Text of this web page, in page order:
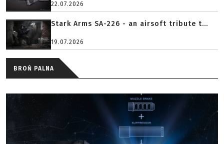
22.07.2026
Stark Arms SA-226 - an airsoft tribute t...
19.07.2026
BROŃ PALNA